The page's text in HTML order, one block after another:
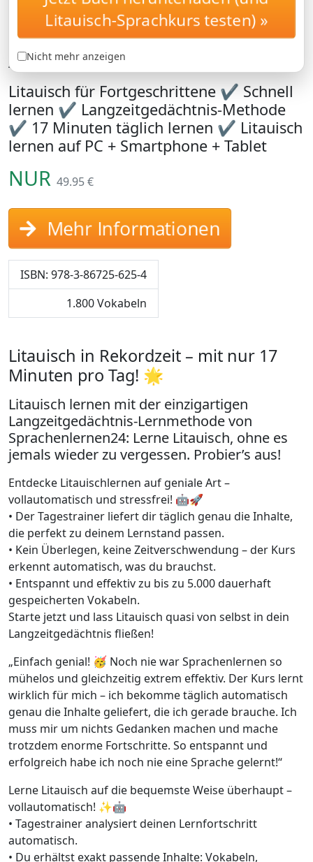
Fortgeschrittene: Lernen
Sie den Litauisch-
Aufbauwortschatz B1 und B2
Litauisch für Fortgeschrittene ✔ Schnell
lernen ✔ Langzeitgedächtnis-Methode
✔ 17 Minuten täglich lernen ✔ Litauisch
lernen auf PC + Smartphone + Tablet
NUR 49.95 €
Mehr Informationen
ISBN: 978-3-86725-625-4
1.800 Vokabeln
Litauisch in Rekordzeit – mit nur 17
Minuten pro Tag! 🌟
Litauisch lernen mit der einzigartigen
Langzeitgedächtnis-Lernmethode von
Sprachenlernen24: Lerne Litauisch, ohne es
jemals wieder zu vergessen. Probier’s aus!
Entdecke Litauischlernen auf geniale Art –
vollautomatisch und stressfrei! 🤖🚀
• Der Tagestrainer liefert dir täglich genau die Inhalte,
die perfekt zu deinem Lernstand passen.
• Kein Überlegen, keine Zeitverschwendung – der Kurs
erkennt automatisch, was du brauchst.
• Entspannt und effektiv zu bis zu 5.000 dauerhaft
gespeicherten Vokabeln.
Starte jetzt und lass Litauisch quasi von selbst in dein
Langzeitgedächtnis fließen!
„Einfach genial! 🥳 Noch nie war Sprachenlernen so
mühelos und gleichzeitig extrem effektiv. Der Kurs lernt
wirklich für mich – ich bekomme täglich automatisch
genau die Inhalte geliefert, die ich gerade brauche. Ich
muss mir um nichts Gedanken machen und mache
trotzdem enorme Fortschritte. So entspannt und
erfolgreich habe ich noch nie eine Sprache gelernt!“
Lerne Litauisch auf die bequemste Weise überhaupt –
vollautomatisch! ✨🤖
• Tagestrainer analysiert deinen Lernfortschritt
automatisch.
• Du erhältst exakt passende Inhalte: Vokabeln,
Litauisch-Sprachkurs testen) »
Nicht mehr anzeigen